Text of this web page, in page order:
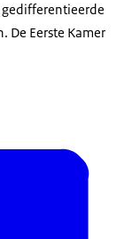
De Eerste Kamer